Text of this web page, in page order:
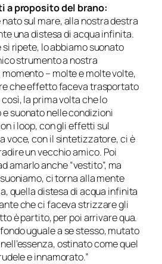
a proposito del brano:
nato sul mare, alla nostra destra
una distesa di acqua infinita.
ripete, lo abbiamo suonato
strumento a nostra
– molte e molte volte,
che effetto faceva trasportato
la prima volta che lo
suonato nelle condizioni
i loop, con gli effetti sul
voce, con il sintetizzatore, ci è
un vecchio amico. Poi
amarlo anche “vestito”, ma
ci torna alla mente
quella distesa di acqua infinita
che ci faceva strizzare gli
è partito, per poi arrivare qua.
uguale a se stesso, mutato
ostinato come quel
e innamorato.”